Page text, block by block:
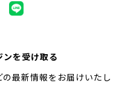
ンを受け取る
最新情報をお届けいたし